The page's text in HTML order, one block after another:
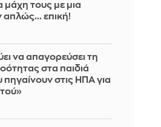
μάχη τους με μια
απλώς... επική!
να απαγορεύσει τη
στα παιδιά
στις ΗΠΑ για